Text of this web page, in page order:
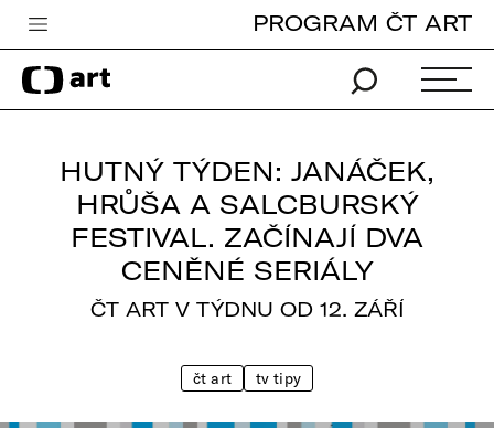
Česká televize
Zpravodajství
iVysílání
TV program
PROGRAM ČT ART
HUTNÝ TÝDEN: JANÁČEK,
HRŮŠA A SALCBURSKÝ
FESTIVAL. ZAČÍNAJÍ DVA
CENĚNÉ SERIÁLY
ČT ART V TÝDNU OD 12. ZÁŘÍ
čt art tv tipy